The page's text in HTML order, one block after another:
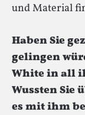
und Material
Haben Sie
gelingen
White in all
Wussten Sie
es mit ihm